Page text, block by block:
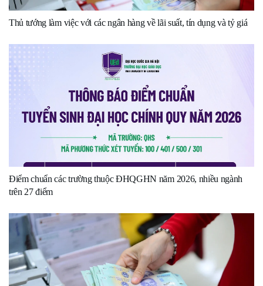
Thủ tướng làm việc với các ngân hàng về lãi suất, tín dụng và tỷ giá
Điểm chuẩn các trường thuộc ĐHQGHN năm 2026, nhiều ngành
trên 27 điểm